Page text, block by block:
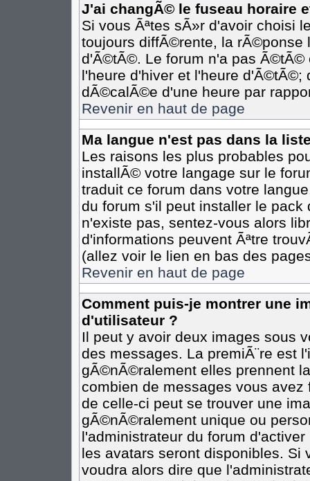
J'ai changÃ© le fuseau horaire
Si vous Ãªtes sÃ»r d'avoir choisi
toujours diffÃ©rente, la
d'Ã©tÃ©. Le forum n'a pas Ã©tÃ©
l'heure d'hiver et l'heure
dÃ©calÃ©e d'une heure par
Revenir en haut de page
Ma langue n'est pas dans la
Les raisons les plus probables
installÃ© votre langage sur le
traduit ce forum dans votre
du forum s'il peut installer le
n'existe pas, sentez-vous alors
d'informations peuvent Ãªtre
(allez voir le lien en bas des
Revenir en haut de page
Comment puis-je montrer une
d'utilisateur ?
Il peut y avoir deux images sous
des messages. La premiÃ¨re est
gÃ©nÃ©ralement elles prennent
combien de messages vous
de celle-ci peut se trouver une
gÃ©nÃ©ralement unique ou
l'administrateur du forum
les avatars seront disponibles. Si
voudra alors dire que